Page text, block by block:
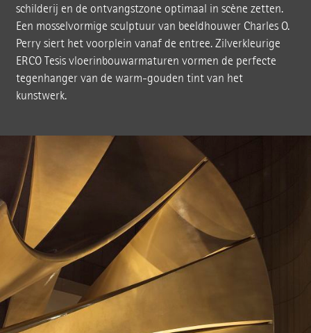
schilderij en de ontvangstzone optimaal in scène zetten.
Een mosselvormige sculptuur van beeldhouwer Charles O.
Perry siert het voorplein vanaf de entree. Zilverkleurige
ERCO Tesis vloerinbouwarmaturen vormen de perfecte
tegenhanger van de warm-gouden tint van het
kunstwerk.